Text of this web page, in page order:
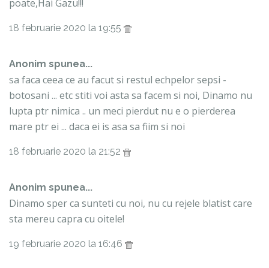
poate,Hai Gazu!!!
18 februarie 2020 la 19:55
Anonim spunea...
sa faca ceea ce au facut si restul echpelor sepsi -
botosani ... etc stiti voi asta sa facem si noi, Dinamo nu
lupta ptr nimica .. un meci pierdut nu e o pierderea
mare ptr ei ... daca ei is asa sa fiim si noi
18 februarie 2020 la 21:52
Anonim spunea...
Dinamo sper ca sunteti cu noi, nu cu rejele blatist care
sta mereu capra cu oitele!
19 februarie 2020 la 16:46